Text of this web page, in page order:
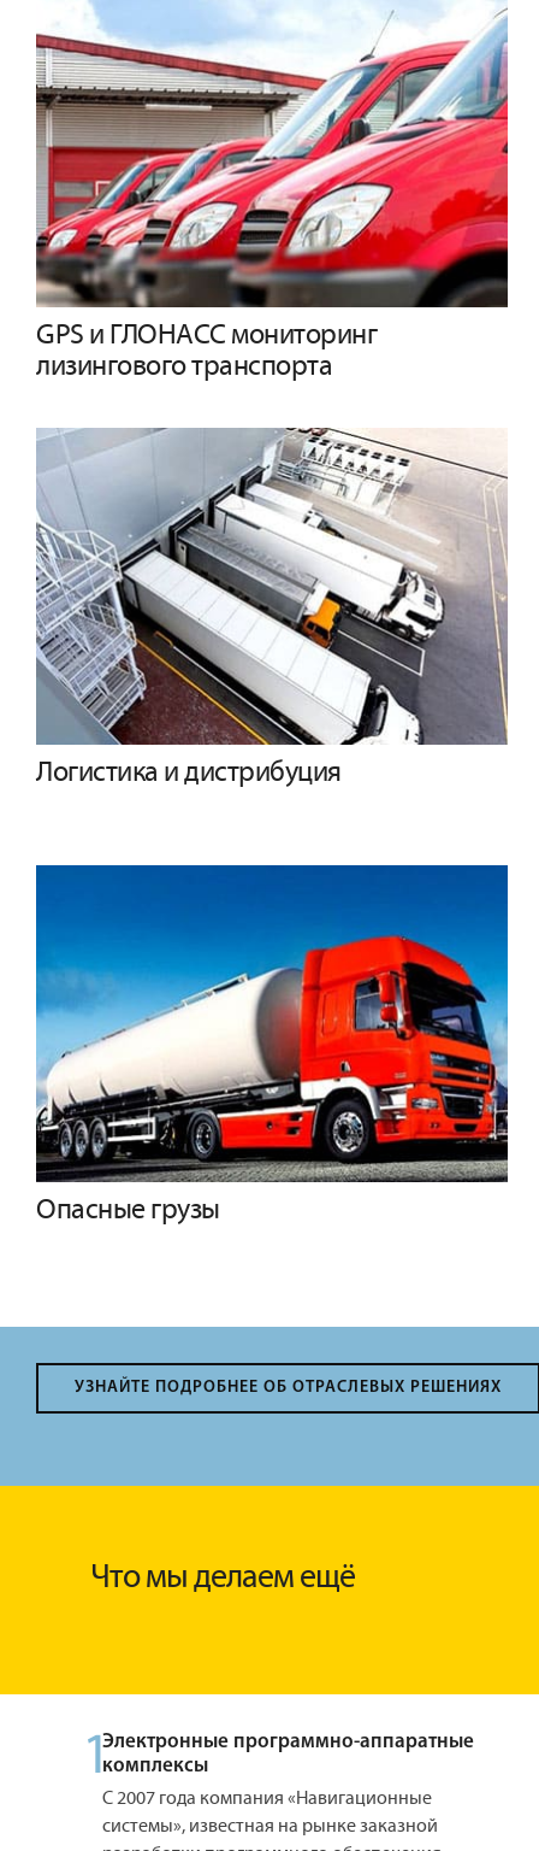
GPS и ГЛОНАСС мониторинг
лизингового транспорта
Логистика и дистрибуция
Опасные грузы
УЗНАЙТЕ ПОДРОБНЕЕ ОБ ОТРАСЛЕВЫХ РЕШЕНИЯХ
Что мы делаем ещё
1Электронные программно-аппаратные
комплексы
С 2007 года компания «Навигационные
системы», известная на рынке заказной